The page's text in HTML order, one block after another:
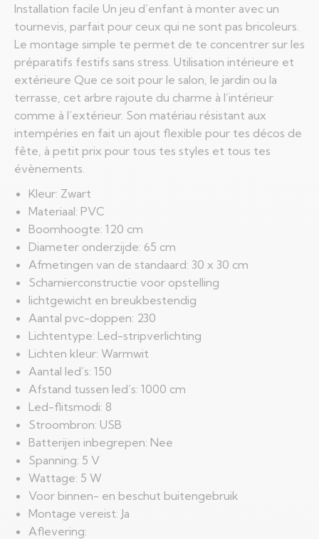
Installation facile Un jeu d’enfant à monter avec un
tournevis, parfait pour ceux qui ne sont pas bricoleurs.
Le montage simple te permet de te concentrer sur les
préparatifs festifs sans stress. Utilisation intérieure et
extérieure Que ce soit pour le salon, le jardin ou la
terrasse, cet arbre rajoute du charme à l’intérieur
comme à l’extérieur. Son matériau résistant aux
intempéries en fait un ajout flexible pour tes décos de
fête, à petit prix pour tous tes styles et tous tes
évènements.
Kleur: Zwart
Materiaal: PVC
Boomhoogte: 120 cm
Diameter onderzijde: 65 cm
Afmetingen van de standaard: 30 x 30 cm
Scharnierconstructie voor opstelling
lichtgewicht en breukbestendig
Aantal pvc-doppen: 230
Lichtentype: Led-stripverlichting
Lichten kleur: Warmwit
Aantal led’s: 150
Afstand tussen led’s: 1000 cm
Led-flitsmodi: 8
Stroombron: USB
Batterijen inbegrepen: Nee
Spanning: 5 V
Wattage: 5 W
Voor binnen- en beschut buitengebruik
Montage vereist: Ja
Aflevering: